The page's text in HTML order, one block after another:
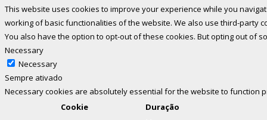
This website uses cookies to improve your experience while you
working of basic functionalities of the website. We also use third-party
You also have the option to opt-out of these cookies. But opting out of
Necessary
Necessary
Sempre ativado
Necessary cookies are absolutely essential for the website to
Cookie
Duração